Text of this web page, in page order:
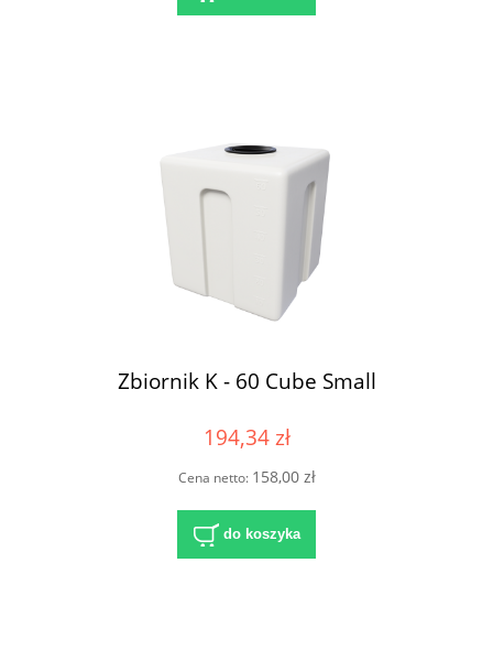
Zbiornik K - 60 Cube Small
194,34 zł
Cena netto: 158,00 zł
do koszyka